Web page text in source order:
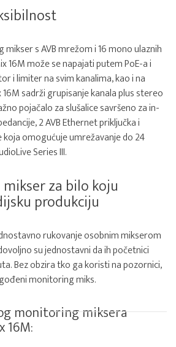
s AVB mrežom i 16 mono ulaznih
16M može se napajati putem PoE-a i
i limiter na svim kanalima, kao i na
sadrži grupisanje kanala plus stereo
pojačalo za slušalice savršeno za in-
2 AVB Ethernet priključka i
koja omogućuje umrežavanje do 24
Series III.
za bilo koju
produkciju
rukovanje osobnim mikserom
su jednostavni da ih početnici
Bez obzira tko ga koristi na pozornici,
monitoring miks.
monitoring miksera
16M: